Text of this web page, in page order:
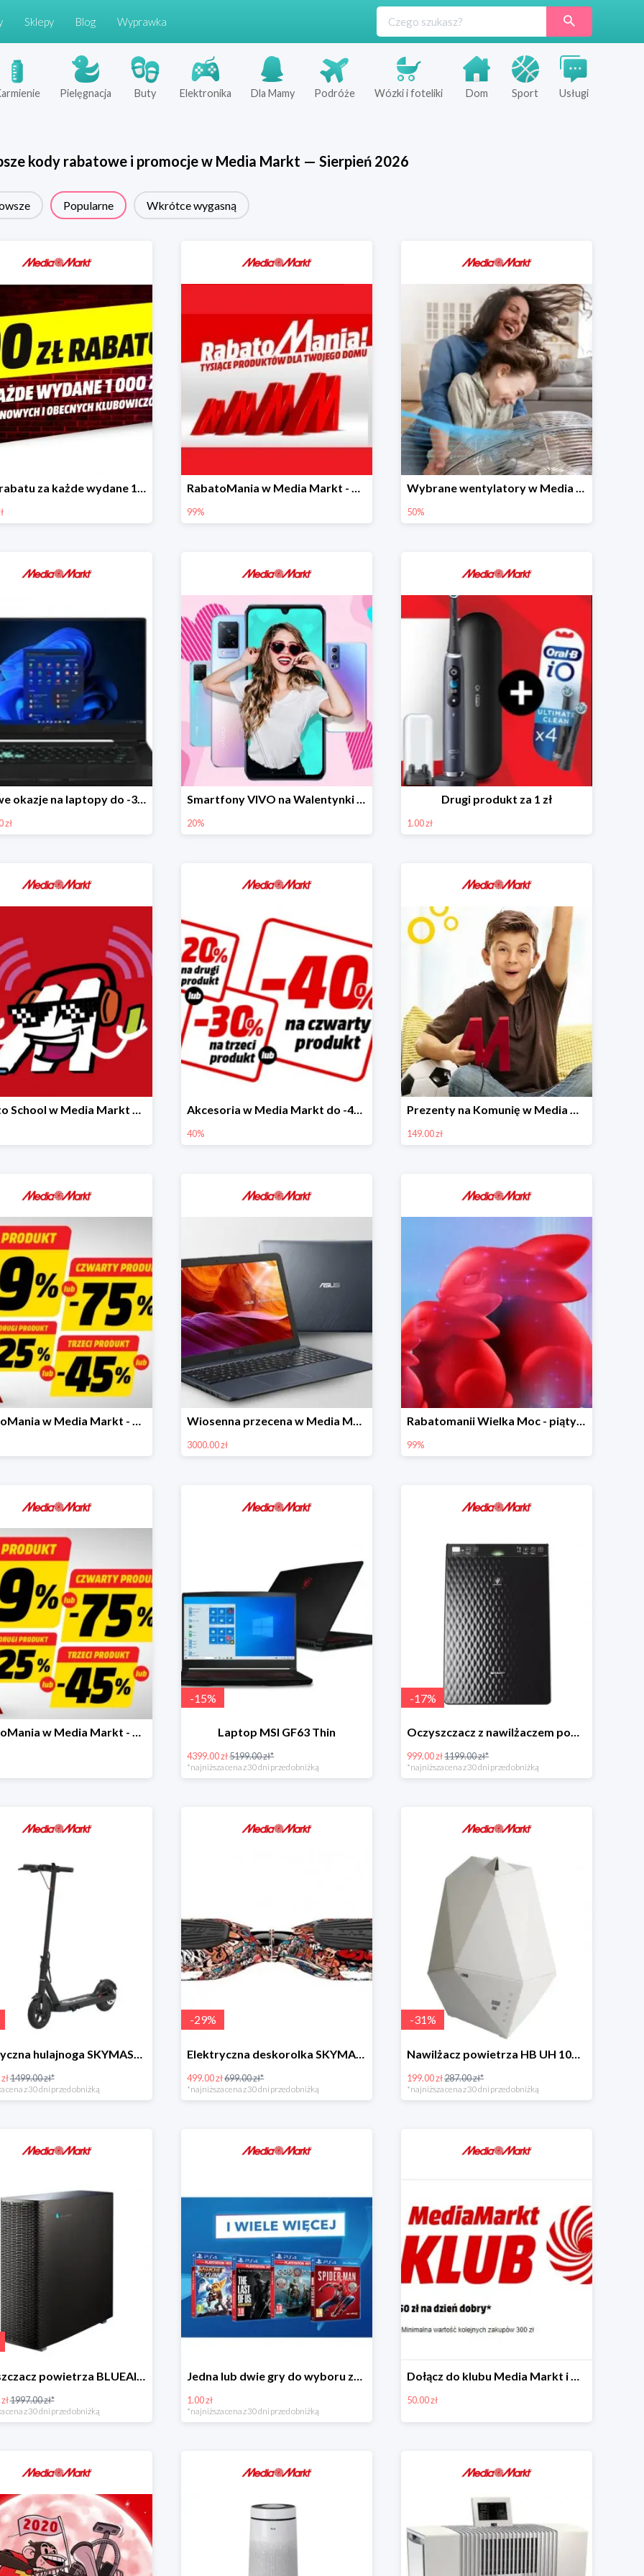
Sklepy Blog Wyprawka
Pielęgnacja Buty Elektronika Dla Mamy Podróże Wózki i foteliki Dom Sport Usługi
kody rabatowe i promocje w Media Markt — Sierpień 2026
Popularne Wkrótce wygasną
100zł rabatu za każde wydane 1000zł RabatoMania w Media Markt - piąty produkt -99%
99%
Wybrane wentylatory w Media Markt -50% z wybranymi produktami małego AGD
50%
Majowe okazje na laptopy do -3800 zł
zł
Smartfony VIVO na Walentynki w Media Markt do -20%
20%
Drugi produkt za 1 zł
1.00 zł
Back to School w Media Markt do -50% Akcesoria w Media Markt do -40%
40%
Prezenty na Komunię w Media Markt w super cenach od 149 zł
149.00 zł
RabatoMania w Media Markt - piąty produkt nawet 99% taniej Wiosenna przecena w Media Markt - laptopy do 3000 zł
3000.00 zł
Rabatomanii Wielka Moc - piąty produkt nawet 99% taniej
99%
RabatoMania w Media Markt - piąty produkt do -99%
-15%
Laptop MSI GF63 Thin
4399.00 zł5199.00 zł*
*najniższa cena z 30 dni przed obniżką
-17%
Oczyszczacz z nawilżaczem powietrza SHARP UA-HG30E-B
999.00 zł1199.00 zł*
*najniższa cena z 30 dni przed obniżką
Elektryczna hulajnoga SKYMASTER SkyMe PRO
1499.00 zł*
cena z 30 dni przed obniżką
-29%
Elektryczna deskorolka SKYMASTER Wheels 7 Evo Smart Graffiti brawl
499.00 zł699.00 zł*
*najniższa cena z 30 dni przed obniżką
-31%
Nawilżacz powietrza HB UH 1065 W
199.00 zł287.00 zł*
*najniższa cena z 30 dni przed obniżką
Oczyszczacz powietrza BLUEAIR Sense Plus Black
1997.00 zł*
cena z 30 dni przed obniżką
Jedna lub dwie gry do wyboru za 1 zł
1.00 zł
*najniższa cena z 30 dni przed obniżką
Dołącz do klubu Media Markt i odbierz 50 zł rabatu
50.00 zł